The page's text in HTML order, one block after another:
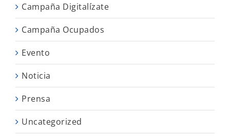
Campaña Digitalízate
Campaña Ocupados
Evento
Noticia
Prensa
Uncategorized